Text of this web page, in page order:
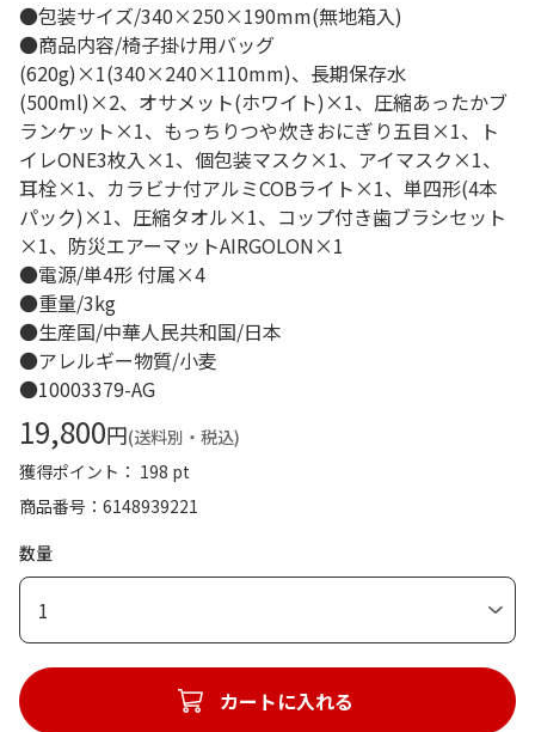
●包装サイズ/340×250×190mm(無地箱入)
●商品内容/椅子掛け用バッグ
(620g)×1(340×240×110mm)、長期保存水
(500ml)×2、オサメット(ホワイト)×1、圧縮あったかブ
ランケット×1、もっちりつや炊きおにぎり五目×1、ト
イレONE3枚入×1、個包装マスク×1、アイマスク×1、
耳栓×1、カラビナ付アルミCOBライト×1、単四形(4本
パック)×1、圧縮タオル×1、コップ付き歯ブラシセット
×1、防災エアーマットAIRGOLON×1
●電源/単4形 付属×4
●重量/3kg
●生産国/中華人民共和国/日本
●アレルギー物質/小麦
●10003379-AG
19,800円(送料別・税込)
獲得ポイント： 198 pt
商品番号
6148939221
数量
1
カートに入れる